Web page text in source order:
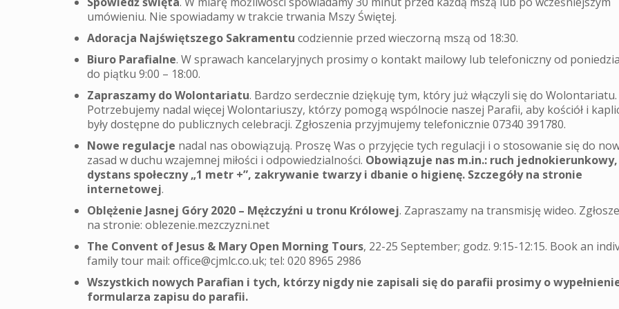
umówieniu. Nie spowiadamy w trakcie trwania Mszy Świętej.
Adoracja Najświętszego Sakramentu codziennie przed wieczorną mszą od 18:30.
Biuro Parafialne. W sprawach kancelaryjnych prosimy o kontakt mailowy lub telefoniczny od
do piątku 9:00 – 18:00.
Zapraszamy do Wolontariatu. Bardzo serdecznie dziękuję tym, który już włączyli się do Wolontariatu.
Potrzebujemy nadal więcej Wolontariuszy, którzy pomogą wspólnocie naszej Parafii, aby kościół i
były dostępne do publicznych celebracji. Zgłoszenia przyjmujemy telefonicznie 07340 391780.
Nowe regulacje nadal nas obowiązują. Proszę Was o przyjęcie tych regulacji i o stosowanie się do
zasad w duchu wzajemnej miłości i odpowiedzialności. Obowiązuje nas m.in.: ruch jednokierunkowy,
dystans społeczny „1 metr +”, zakrywanie twarzy i dbanie o higienę. Szczegóły na stronie
internetowej.
Oblężenie Jasnej Góry 2020 – Mężczyźni u tronu Królowej. Zapraszamy na transmisję wideo.
na stronie: oblezenie.mezczyzni.net
The Convent of Jesus & Mary Open Morning Tours, 22-25 September; godz. 9:15-12:15. Book an
family tour mail: office@cjmlc.co.uk; tel: 020 8965 2986
Wszystkich nowych Parafian i tych, którzy nigdy nie zapisali się do parafii prosimy o
formularza zapisu do parafii.